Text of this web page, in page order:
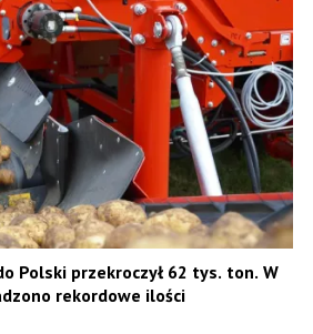
Polski przekroczył 62 tys. ton. W
rekordowe ilości